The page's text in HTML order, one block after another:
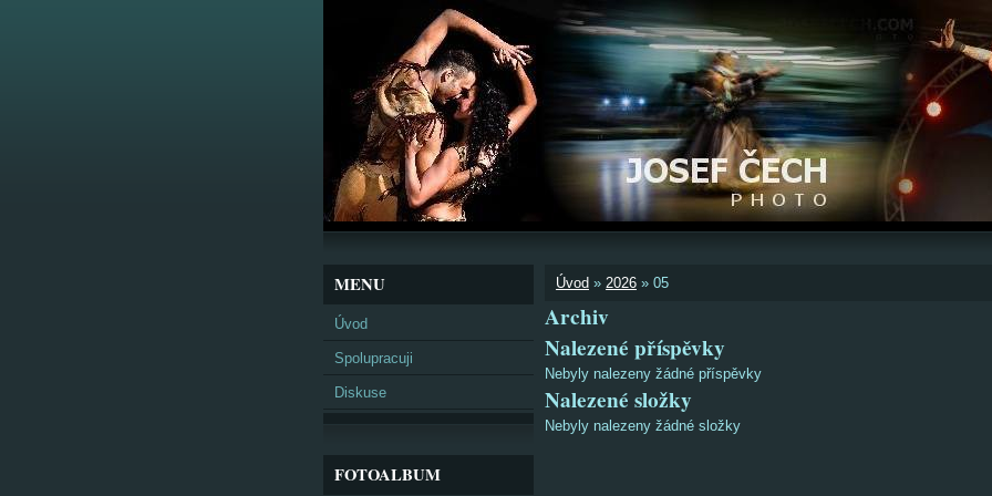
MENU
Úvod
Spolupracuji
Diskuse
FOTOALBUM
Úvod » 2026 » 05
Archiv
Nalezené příspěvky
Nebyly nalezeny žádné příspěvky
Nalezené složky
Nebyly nalezeny žádné složky